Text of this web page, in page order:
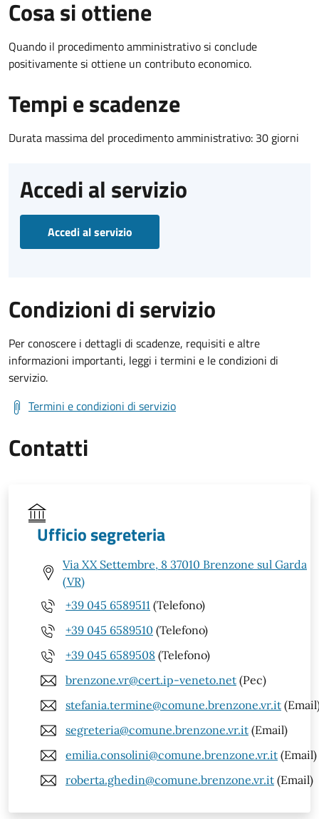
Cosa si ottiene
Quando il procedimento amministrativo si conclude
positivamente si ottiene un contributo economico.
Tempi e scadenze
Durata massima del procedimento amministrativo: 30 giorni
Accedi al servizio
Accedi al servizio
Condizioni di servizio
Per conoscere i dettagli di scadenze, requisiti e altre
informazioni importanti, leggi i termini e le condizioni di
servizio.
Termini e condizioni di servizio
Contatti
Ufficio segreteria
Via XX Settembre, 8 37010 Brenzone sul Garda
(VR)
+39 045 6589511 (Telefono)
+39 045 6589510 (Telefono)
+39 045 6589508 (Telefono)
brenzone.vr@cert.ip-veneto.net (Pec)
stefania.termine@comune.brenzone.vr.it
segreteria@comune.brenzone.vr.it (Email)
emilia.consolini@comune.brenzone.vr.it (Email)
roberta.ghedin@comune.brenzone.vr.it (Email)